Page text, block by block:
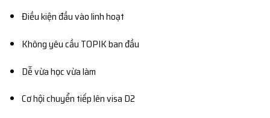
Điều kiện đầu vào linh hoạt
Không yêu cầu TOPIK ban đầu
Dễ vừa học vừa làm
Cơ hội chuyển tiếp lên visa D2